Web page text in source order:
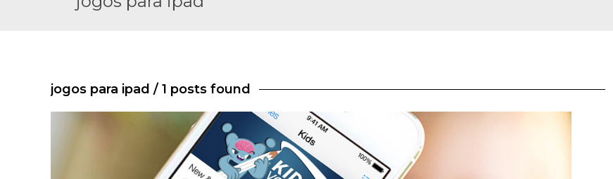
jogos para ipad / 1 posts found